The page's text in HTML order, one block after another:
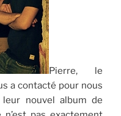
Pierre, le
a contacté pour nous
nouvel album de